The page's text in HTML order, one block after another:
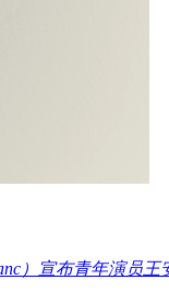
）宣布青年演员王